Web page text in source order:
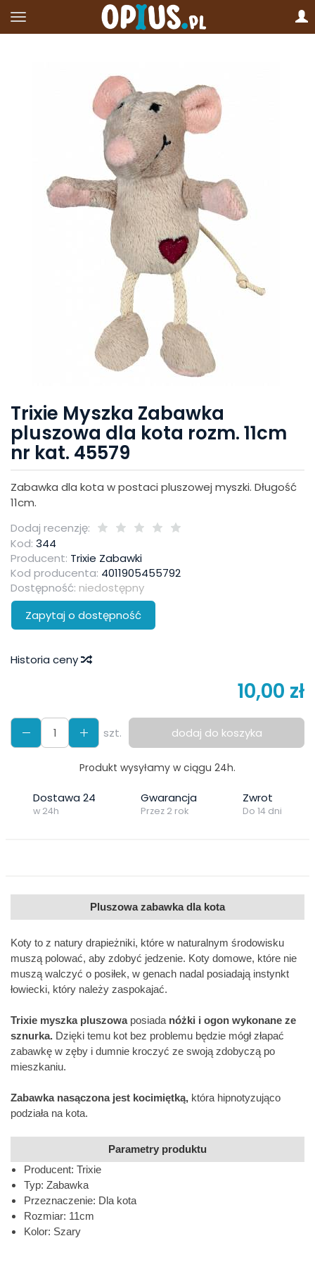
Trixie Myszka Zabawka
pluszowa dla kota rozm. 11cm
nr kat. 45579
Zabawka dla kota w postaci pluszowej myszki. Długość
11cm.
Dodaj recenzję:
Kod: 344
Producent: Trixie Zabawki
Kod producenta: 4011905455792
Dostępność: niedostępny
Zapytaj o dostępność
Historia ceny
10,00 zł
szt. dodaj do koszyka
Produkt wysyłamy w ciągu 24h.
Dostawa 24
w 24h
Gwarancja
Przez 2 rok
Zwrot
Do 14 dni
Pluszowa zabawka dla kota
Koty to z natury drapieżniki, które w naturalnym środowisku
muszą polować, aby zdobyć jedzenie. Koty domowe, które nie
muszą walczyć o posiłek, w genach nadal posiadają instynkt
łowiecki, który należy zaspokajać.
Trixie myszka pluszowaposiada nóżki i ogon wykonane ze
sznurka. Dzięki temu kot bez problemu będzie mógł złapać
zabawkę w zęby i dumnie kroczyć ze swoją zdobyczą po
mieszkaniu.
Zabawka nasączona jest kocimiętką, która hipnotyzująco
podziała na kota.
Parametry produktu
Producent: Trixie
Typ: Zabawka
Przeznaczenie: Dla kota
Rozmiar: 11cm
Kolor: Szary